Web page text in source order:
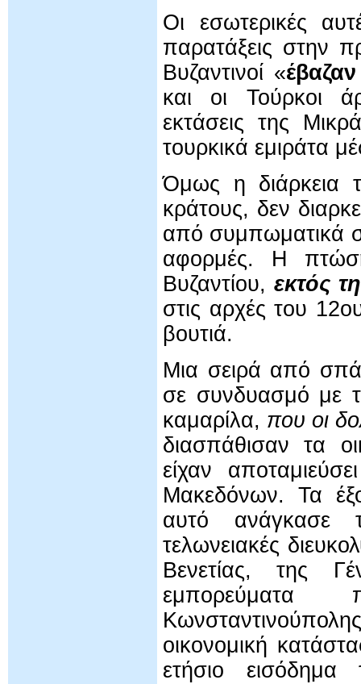
Οι εσωτερικές
παρατάξεις στην
Βυζαντινοί «
και οι Τούρκοι
εκτάσεις της
τουρκικά εμιράτα
Όμως η διάρκεια
κράτους, δεν
από συμπωματικά
αφορμές. Η
Βυζαντίου, εκτός
στις αρχές του
βουτιά.
Μια σειρά από
σε συνδυασμό με
καμαρίλα, που οι
διασπάθισαν τα
είχαν
Μακεδόνων. Τα
αυτό ανάγκασε
τελωνειακές
Βενετίας, της
οικονομική
ετήσιο εισόδημα